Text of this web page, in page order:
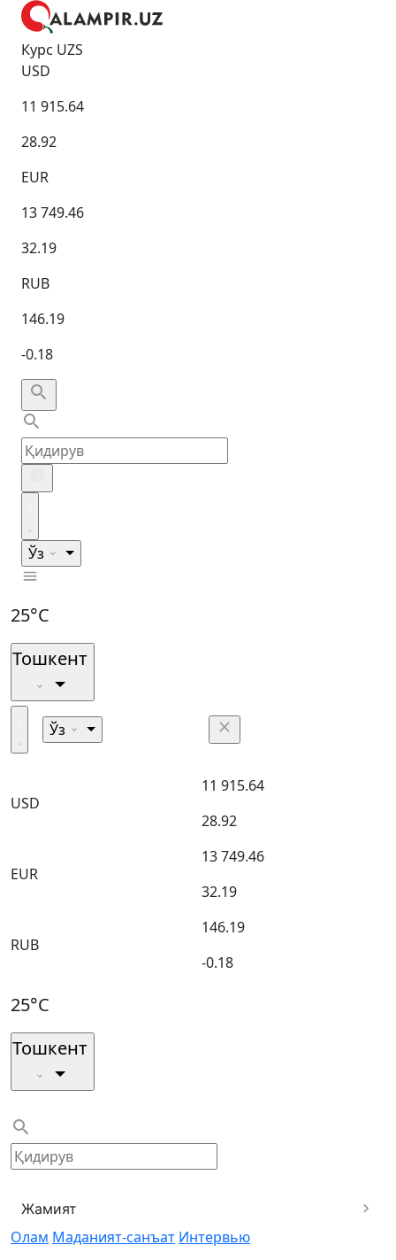
Курс UZS
USD
11 915.64
28.92
EUR
13 749.46
32.19
RUB
146.19
-0.18
Ўз
25°C
Тошкент
Ўз
USD
11 915.64
28.92
EUR
13 749.46
32.19
RUB
146.19
-0.18
25°C
Тошкент
Жамият
Олам Маданият-санъат Интервью